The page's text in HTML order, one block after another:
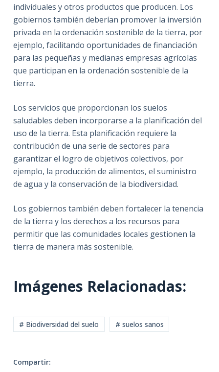
individuales y otros productos que producen. Los
gobiernos también deberían promover la inversión
privada en la ordenación sostenible de la tierra, por
ejemplo, facilitando oportunidades de financiación
para las pequeñas y medianas empresas agrícolas
que participan en la ordenación sostenible de la
tierra.
Los servicios que proporcionan los suelos
saludables deben incorporarse a la planificación del
uso de la tierra. Esta planificación requiere la
contribución de una serie de sectores para
garantizar el logro de objetivos colectivos, por
ejemplo, la producción de alimentos, el suministro
de agua y la conservación de la biodiversidad.
Los gobiernos también deben fortalecer la tenencia
de la tierra y los derechos a los recursos para
permitir que las comunidades locales gestionen la
tierra de manera más sostenible.
Imágenes Relacionadas:
# Biodiversidad del suelo # suelos sanos
Compartir: